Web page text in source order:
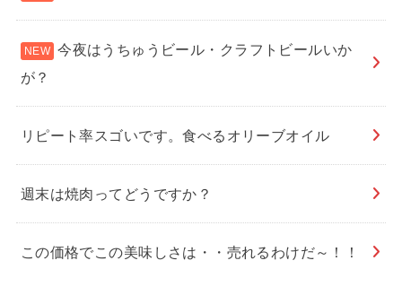
今夜はうちゅうビール・クラフトビールいか
が？
リピート率スゴいです。食べるオリーブオイル
週末は焼肉ってどうですか？
この価格でこの美味しさは・・売れるわけだ～！！